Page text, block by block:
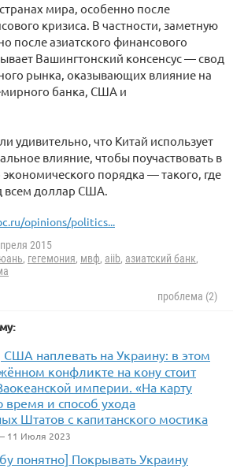
мира, особенно после
кризиса. В частности, заметную
после азиатского финансового
Вашингтонский консенсус — свод
рынка, оказывающих влияние на
банка, США и
удивительно, что Китай использует
влияние, чтобы поучаствовать в
порядка — такого, где
всем доллар США.
opinions/politics...
2015
юань, гегемония, мвф, aiib, азиатский банк,
проблема (2)
наплевать на Украину: в этом
конфликте на кону стоит
империи. «На карту
время и способ ухода
Штатов с капитанского мостика
11 Июля 2023
понятно] Покрывать Украину